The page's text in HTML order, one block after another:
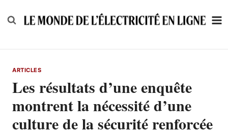
to
ARTICLES
Les résultats d’une enquête
montrent la nécessité d’une
culture de la sécurité renforcée